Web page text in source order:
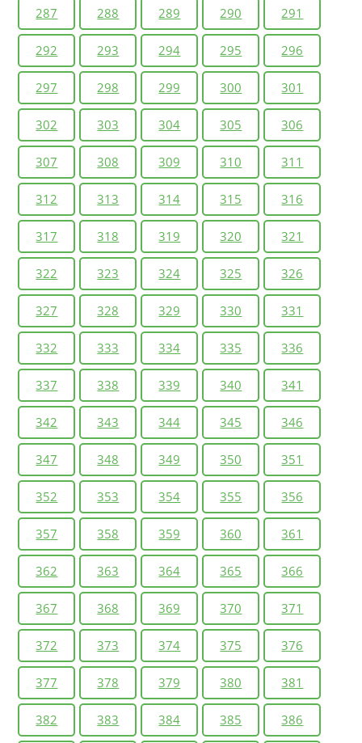
287 288 289 290 291
292 293 294 295 296
297 298 299 300 301
302 303 304 305 306
307 308 309 310 311
312 313 314 315 316
317 318 319 320 321
322 323 324 325 326
327 328 329 330 331
332 333 334 335 336
337 338 339 340 341
342 343 344 345 346
347 348 349 350 351
352 353 354 355 356
357 358 359 360 361
362 363 364 365 366
367 368 369 370 371
372 373 374 375 376
377 378 379 380 381
382 383 384 385 386